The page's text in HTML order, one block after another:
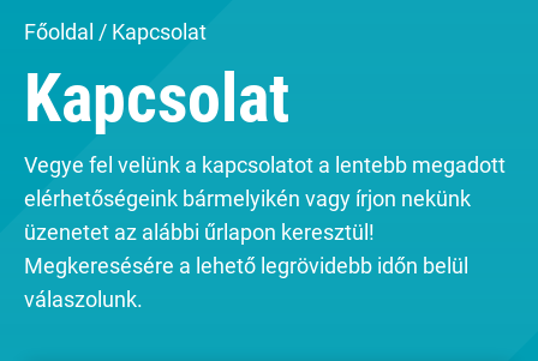
Főoldal / Kapcsolat
Kapcsolat
Vegye fel velünk a kapcsolatot a lentebb megadott
elérhetőségeink bármelyikén vagy írjon nekünk
üzenetet az alábbi űrlapon keresztül!
Megkeresésére a lehető legrövidebb időn belül
válaszolunk.